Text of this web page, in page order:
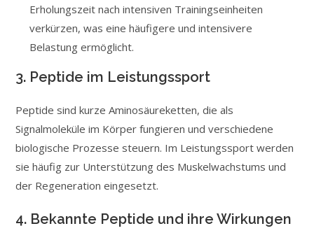
Erholungszeit nach intensiven Trainingseinheiten
verkürzen, was eine häufigere und intensivere
Belastung ermöglicht.
3. Peptide im Leistungssport
Peptide sind kurze Aminosäureketten, die als
Signalmoleküle im Körper fungieren und verschiedene
biologische Prozesse steuern. Im Leistungssport werden
sie häufig zur Unterstützung des Muskelwachstums und
der Regeneration eingesetzt.
4. Bekannte Peptide und ihre Wirkungen